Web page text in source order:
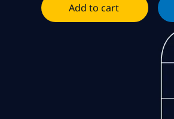
Add to cart